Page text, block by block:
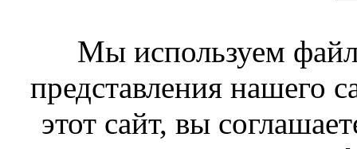
Мы используем
представления нашего
этот сайт, вы